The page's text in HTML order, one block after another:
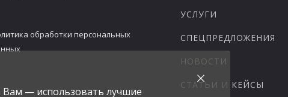
обработки персональных
УСЛУГИ
СПЕЦПРЕДЛОЖЕНИЯ
НОВОСТИ
СТАТЬИ И КЕЙСЫ
Вам — использовать лучшие